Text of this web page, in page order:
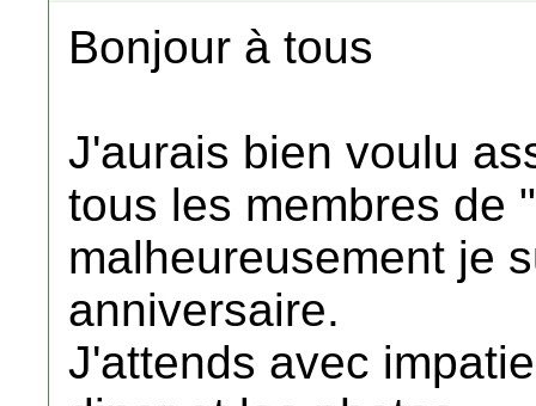
Bonjour à tous
J'aurais bien voulu
tous les membres de
malheureusement je
anniversaire.
J'attends avec